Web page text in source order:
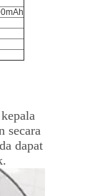
secara
dapat